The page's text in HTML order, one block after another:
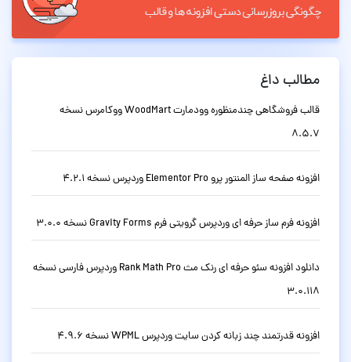
مطالب داغ
قالب فروشگاهی چندمنظوره وودمارت WoodMart ووکامرس نسخه
8.5.7
افزونه صفحه ساز المنتور پرو Elementor Pro وردپرس نسخه 4.2.1
افزونه فرم ساز حرفه ای وردپرس گرویتی فرم Gravity Forms نسخه 3.0.0
دانلود افزونه سئو حرفه ای رنک مث Rank Math Pro وردپرس فارسی نسخه
3.0.118
افزونه قدرتمند چند زبانه کردن سایت وردپرس WPML نسخه 4.9.6